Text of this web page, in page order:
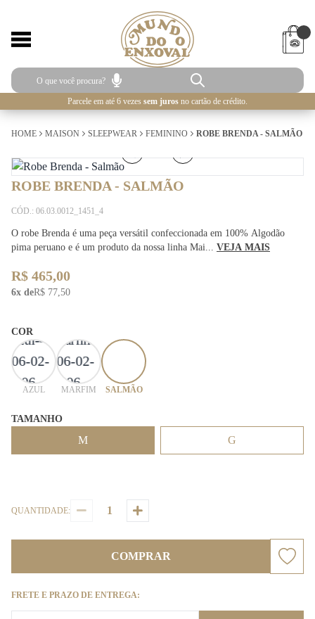
Parcele em até 6 vezes sem juros no cartão de crédito.
HOME MAISON SLEEPWEAR FEMININO ROBE BRENDA - SALMÃO
ROBE BRENDA - SALMÃO
CÓD.: 06.03.0012_1451_4
O robe Brenda é uma peça versátil confeccionada em 100% Algodão
pima peruano e é um produto da nossa linha Mai... VEJA MAIS
R$ 465,00
6x deR$ 77,50
COR
AZUL MARFIM SALMÃO
TAMANHO
M G
QUANTIDADE:
COMPRAR
FRETE E PRAZO DE ENTREGA: